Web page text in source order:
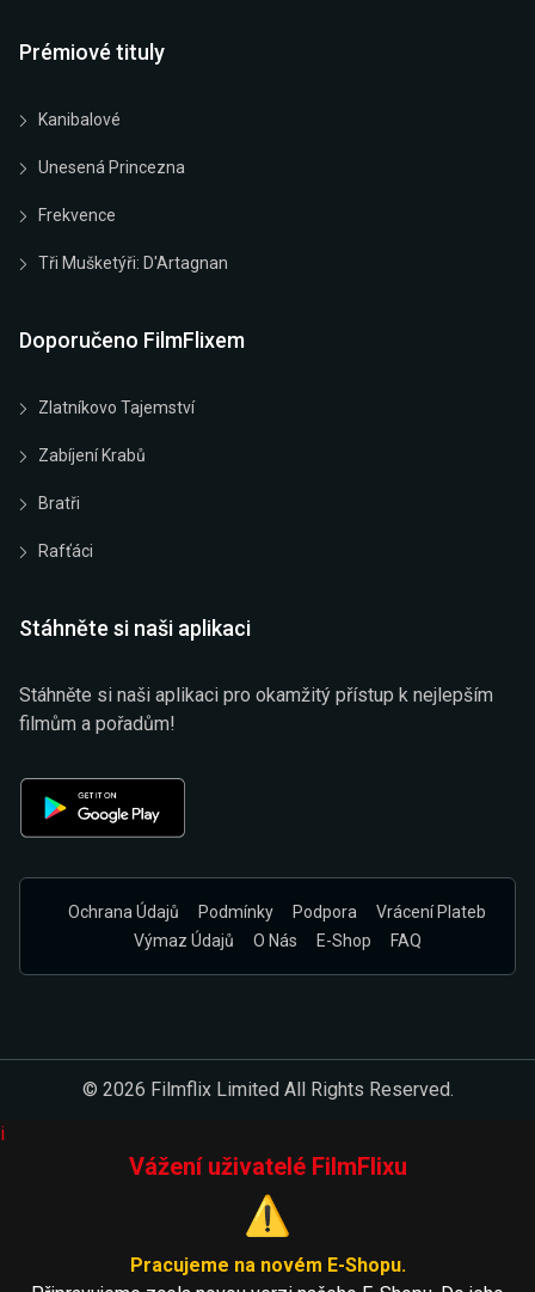
Prémiové tituly
Kanibalové
Unesená Princezna
Frekvence
Tři Mušketýři: D'Artagnan
Doporučeno FilmFlixem
Zlatníkovo Tajemství
Zabíjení Krabů
Bratři
Rafťáci
Stáhněte si naši aplikaci
Stáhněte si naši aplikaci pro okamžitý přístup k nejlepším
filmům a pořadům!
Ochrana Údajů Podmínky Podpora
Vrácení Plateb
Výmaz Údajů
O Nás E-Shop FAQ
© 2026 Filmflix Limited All Rights Reserved.
i
Vážení uživatelé FilmFlixu
⚠️
Pracujeme na novém E-Shopu.